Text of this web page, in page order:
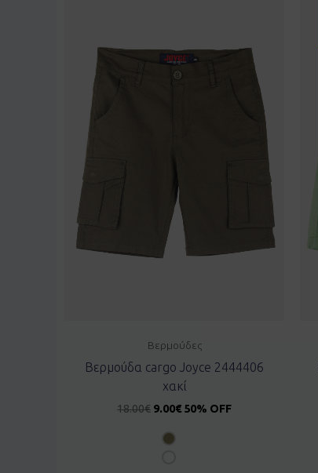
Βερμούδες
Βερμούδα cargo Joyce 2444406
χακί
18.00€ 9.00€ 50% OFF